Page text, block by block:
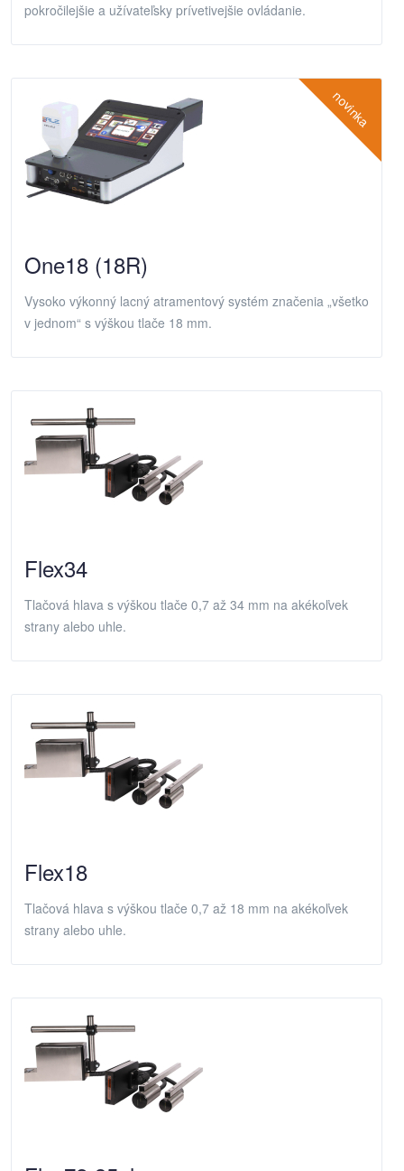
pokročilejšie a užívateľsky prívetivejšie ovládanie.
novinka
One18 (18R)
Vysoko výkonný lacný atramentový systém značenia „všetko
v jednom“ s výškou tlače 18 mm.
Flex34
Tlačová hlava s výškou tlače 0,7 až 34 mm na akékoľvek
strany alebo uhle.
Flex18
Tlačová hlava s výškou tlače 0,7 až 18 mm na akékoľvek
strany alebo uhle.